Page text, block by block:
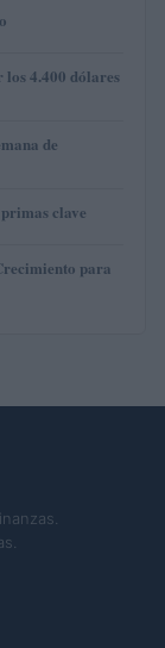
4.400 dólares
de
clave
para